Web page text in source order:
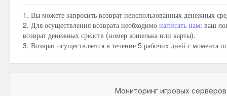
1. Вы можете запросить возврат неиспользованных денежных
2. Для осуществления возврата необходимо написать нам: ваш
возврат денежных средств (номер кошелька или карты).
3. Возврат осуществляется в течение 5 рабочих дней с момента
Мониторинг игровых